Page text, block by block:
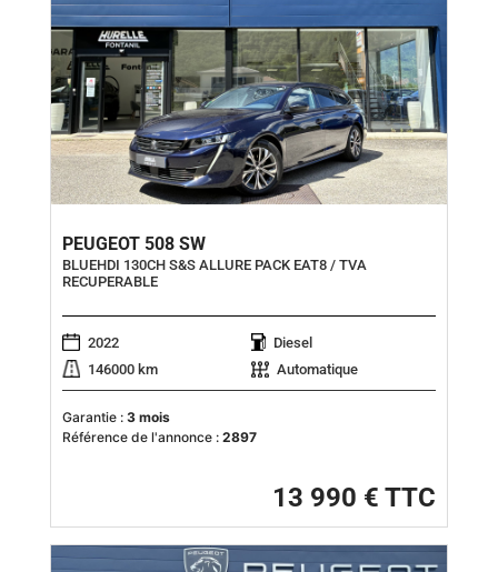
PEUGEOT 508 SW
BLUEHDI 130CH S&S ALLURE PACK EAT8 / TVA
RECUPERABLE
2022
Diesel
146000 km
Automatique
Garantie : 3 mois
Référence de l'annonce : 2897
13 990 € TTC